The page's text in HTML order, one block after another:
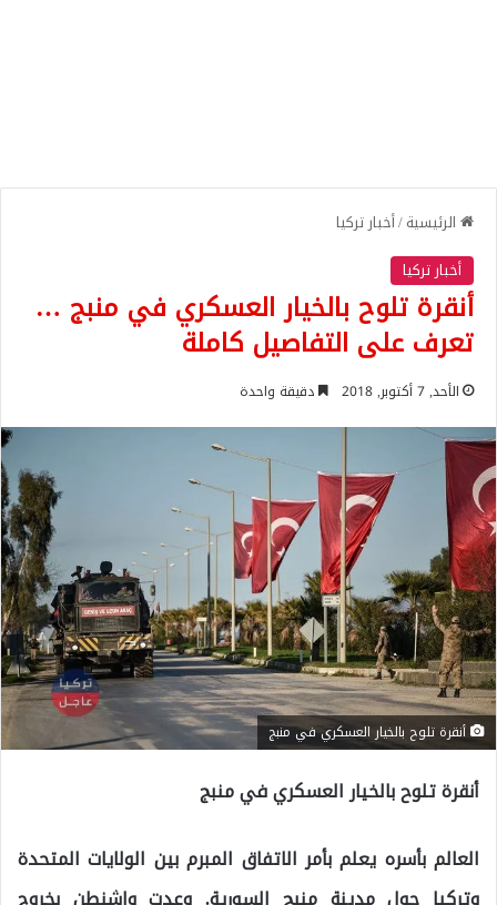
الرئيسية/أخبار تركيا
أخبار تركيا
أنقرة تلوح بالخيار العسكري في منبج …
تعرف على التفاصيل كاملة
الأحد, 7 أكتوبر, 2018 دقيقة واحدة
أنقرة تلوح بالخيار العسكري في منبج
أنقرة تلوح بالخيار العسكري في منبج
العالم بأسره يعلم بأمر الاتفاق المبرم بين الولايات المتحدة